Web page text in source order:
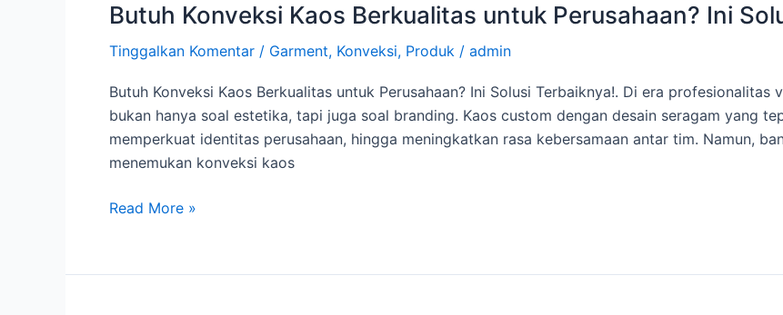
Butuh Konveksi Kaos Berkualitas untuk Perusahaan? Ini
Tinggalkan Komentar / Garment, Konveksi, Produk / admin
Butuh Konveksi Kaos Berkualitas untuk Perusahaan? Ini Solusi Terbaiknya!. Di era
bukan hanya soal estetika, tapi juga soal branding. Kaos custom dengan desain seragam yang
memperkuat identitas perusahaan, hingga meningkatkan rasa kebersamaan antar tim. Namun,
menemukan konveksi kaos
Kaos
untuk
Perusahaan?
Ini
Terbaiknya!
Read More »